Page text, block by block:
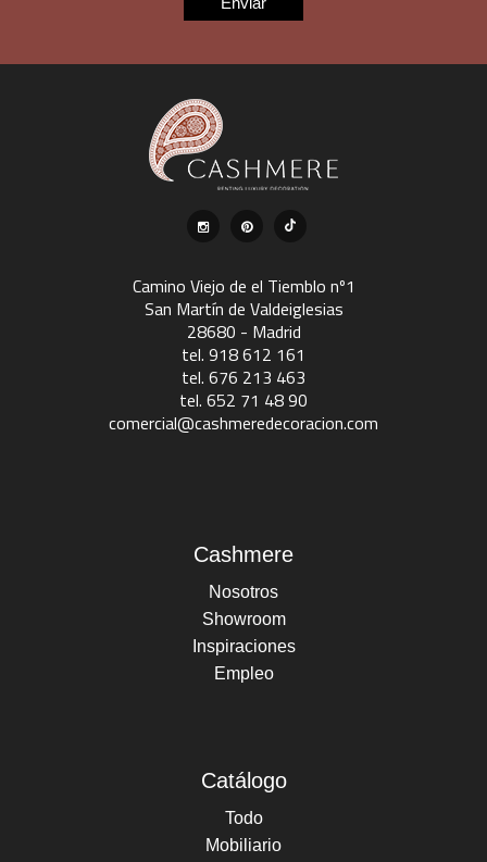
Camino Viejo de el Tiemblo nº1
San Martín de Valdeiglesias
28680 - Madrid
tel. 918 612 161
tel. 676 213 463
tel. 652 71 48 90
comercial@cashmeredecoracion.com
Cashmere
Nosotros
Showroom
Inspiraciones
Empleo
Catálogo
Todo
Mobiliario